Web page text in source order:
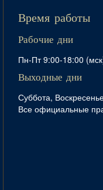
Время работы
Рабочие дни
Пн-Пт 9:00-18:00
Выходные дни
Суббота,
Все официальные